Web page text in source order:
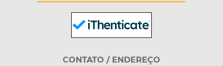
CONTATO / ENDEREÇO